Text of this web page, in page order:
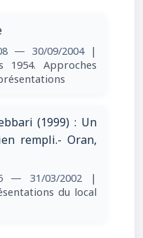
— 30/09/2004 |
1954. Approches
(1999) : Un
rempli.- Oran,
31/03/2002 |
du local